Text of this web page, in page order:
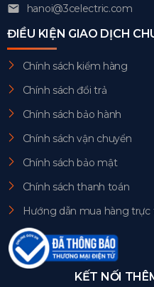
hanoi@3celectric.com
ĐIỀU KIỆN GIAO DỊCH
Chính sách kiểm hàng
Chính sách đổi trả
Chính sách bảo hành
Chính sách vận chuyển
Chính sách bảo mật
Chính sách thanh toán
Hướng dẫn mua hàng trực
KẾT NỐI